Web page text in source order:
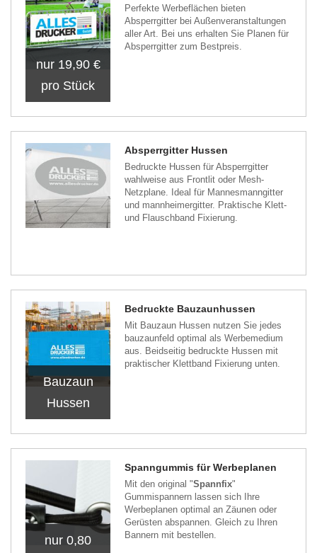
nur 19,90 €
pro Stück
Perfekte Werbeflächen bieten
Absperrgitter bei Außenveranstaltungen
aller Art. Bei uns erhalten Sie Planen für
Absperrgitter zum Bestpreis.
Absperrgitter Hussen
Bedruckte Hussen für Absperrgitter
wahlweise aus Frontlit oder Mesh-
Netzplane. Ideal für Mannesmanngitter
und mannheimergitter. Praktische Klett-
und Flauschband Fixierung.
Bauzaun
Hussen
Bedruckte Bauzaunhussen
Mit Bauzaun Hussen nutzen Sie jedes
bauzaunfeld optimal als Werbemedium
aus. Beidseitig bedruckte Hussen mit
praktischer Klettband Fixierung unten.
nur 0,80
Spanngummis für Werbeplanen
Mit den original "Spannfix"
Gummispannern lassen sich Ihre
Werbeplanen optimal an Zäunen oder
Gerüsten abspannen. Gleich zu Ihren
Bannern mit bestellen.